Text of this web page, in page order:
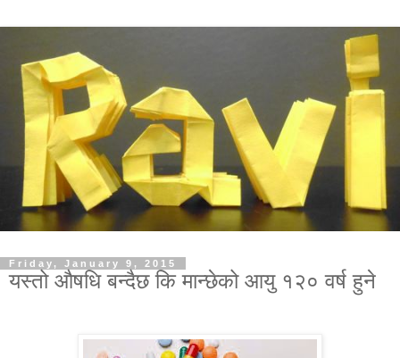
Friday, January 9, 2015
यस्तो औषधि बन्दैछ कि मान्छेको आयु १२० वर्ष हुने